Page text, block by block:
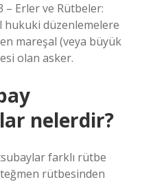
– Erler ve Rütbeler:
hukuki düzenlemelere
mareşal (veya büyük
olan asker.
nelerdir?
farklı rütbe
rütbesinden